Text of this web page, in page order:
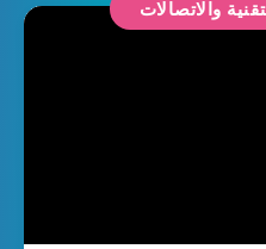
والاتصالات